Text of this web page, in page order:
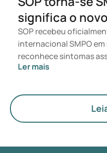
significa o
SOP recebeu
internacional SMPO em
reconhece sintomas
Do ponto de vista
nos hormonas, no
funcionamento dos
Ler mais